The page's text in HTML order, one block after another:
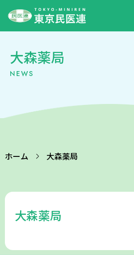
大森薬局
NEWS
ホーム 大森薬局
大森薬局